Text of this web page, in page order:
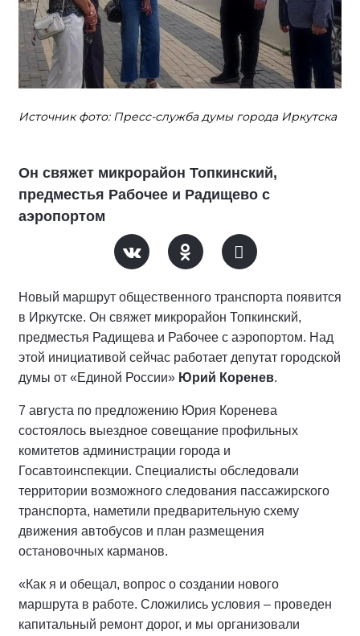
Источник фото: Пресс-служба думы города Иркутска
Он свяжет микрорайон Топкинский,
предместья Рабочее и Радищево с
аэропортом
Новый маршрут общественного транспорта появится
в Иркутске. Он свяжет микрорайон Топкинский,
предместья Радищева и Рабочее с аэропортом. Над
этой инициативой сейчас работает депутат городской
думы от «Единой России» Юрий Коренев.
7 августа по предложению Юрия Коренева
состоялось выездное совещание профильных
комитетов администрации города и
Госавтоинспекции. Специалисты обследовали
территории возможного следования пассажирского
транспорта, наметили предварительную схему
движения автобусов и план размещения
остановочных карманов.
«Как я и обещал, вопрос о создании нового
маршрута в работе. Сложились условия – проведен
капитальный ремонт дорог, и мы организовали